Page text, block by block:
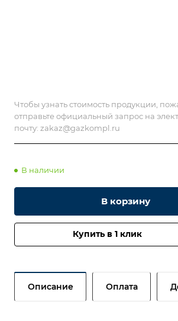
Чтобы узнать стоимость продукции,
отправьте официальный запрос на
почту: zakaz@gazkompl.ru
В наличии
В корзину
Купить в 1 клик
Описание Оплата